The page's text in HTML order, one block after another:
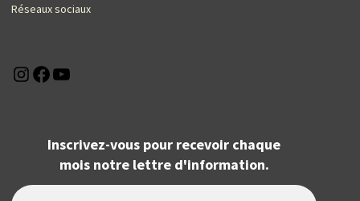
Réseaux sociaux
Instagram
Facebook
Inscrivez-vous pour recevoir chaque
mois notre lettre d'information.